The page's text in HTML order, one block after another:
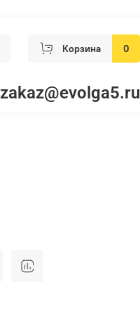
Корзина 0
zakaz@evolga5.ru